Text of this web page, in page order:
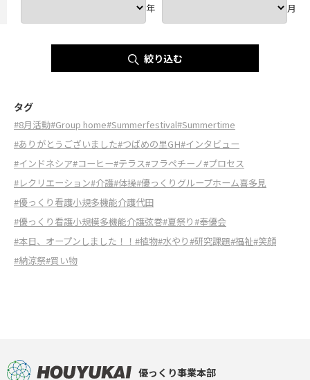
年 月
絞り込む
タグ
#8月活動#Group home#Summerfestival#Summertime
#ありがとうございました#つばめの里GH#インタビュー
#インドネシア#コーヒー#テラス#フラペチーノ#プロセス
#レクリエーション#介護#体操#優っくりグループホーム喜多見
#優っくり看護小規多機能介護代田
#優っくり看護小規模多機能介護弦巻#夏祭り#奉優会
#本日、オープンしました！！ #植物#水やり#研究課題#福祉#笑顔
#納涼祭#買い物
優っくり事業本部